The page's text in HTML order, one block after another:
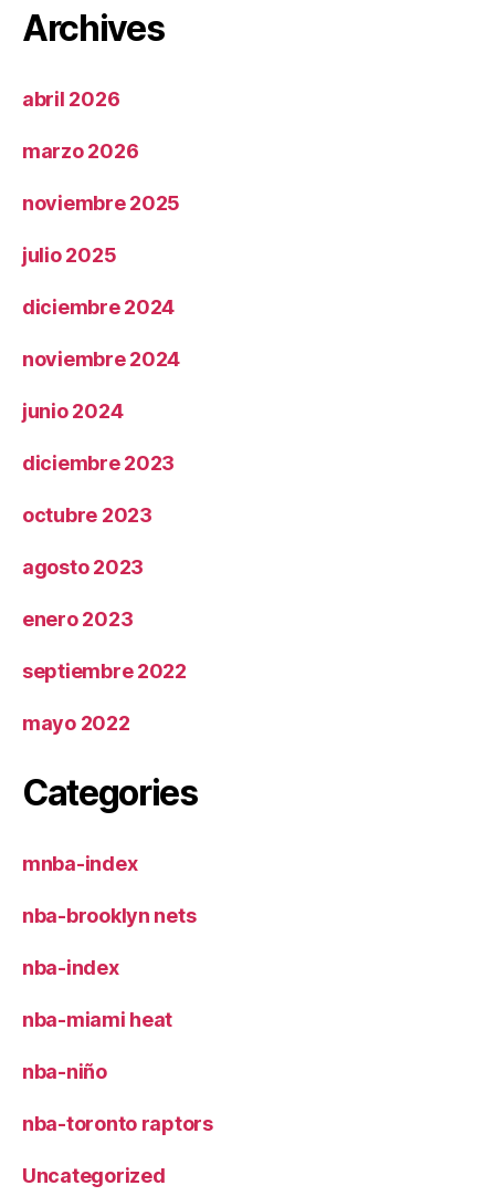
Archives
abril 2026
marzo 2026
noviembre 2025
julio 2025
diciembre 2024
noviembre 2024
junio 2024
diciembre 2023
octubre 2023
agosto 2023
enero 2023
septiembre 2022
mayo 2022
Categories
mnba-index
nba-brooklyn nets
nba-index
nba-miami heat
nba-niño
nba-toronto raptors
Uncategorized